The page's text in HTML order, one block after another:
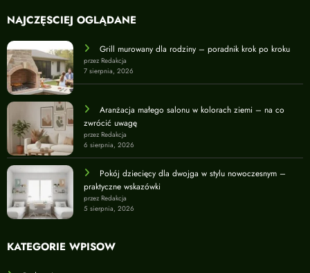
NAJCZĘŚCIEJ OGLĄDANE
Grill murowany dla rodziny – poradnik krok po kroku
przez Redakcja
7 sierpnia, 2026
Aranżacja małego salonu w kolorach ziemi – na co
zwrócić uwagę
przez Redakcja
6 sierpnia, 2026
Pokój dziecięcy dla dwojga w stylu nowoczesnym –
praktyczne wskazówki
przez Redakcja
5 sierpnia, 2026
KATEGORIE WPISÓW